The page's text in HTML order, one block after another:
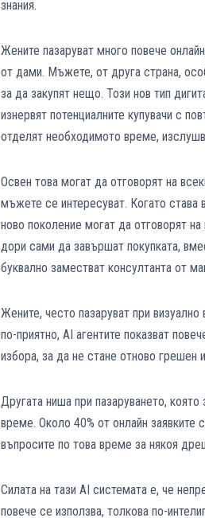
знания.
Жените пазаруват много повече
от дами. Мъжете, от друга страна,
за да закупят нещо. Този нов тип
изнервят потенциалните купувачи с
отделят необходимото време,
Освен това могат да отговорят на
мъжете се интересуват. Когато става
ново поколение могат да отговорят
дори сами да завършат покупката,
буквално заместват консултанта от
Жените, често пазаруват при
по-приятно, AI агентите показват
избора, за да не стане отново грешен
Другата ниша при пазаруването,
време. Около 40% от онлайн заявките
въпросите по това време за някоя
Силата на тази AI системата е, че
повече се използва, толкова по-